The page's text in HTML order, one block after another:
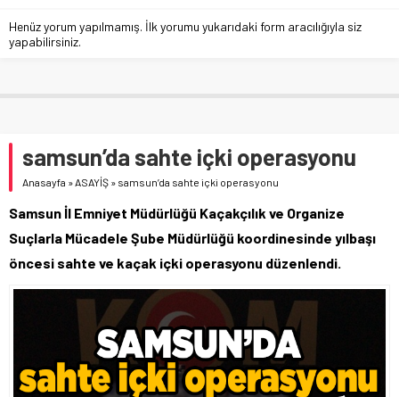
Henüz yorum yapılmamış. İlk yorumu yukarıdaki form aracılığıyla siz
yapabilirsiniz.
samsun’da sahte içki operasyonu
Anasayfa »ASAYİŞ » samsun’da sahte içki operasyonu
Samsun İl Emniyet Müdürlüğü Kaçakçılık ve Organize
Suçlarla Mücadele Şube Müdürlüğü koordinesinde yılbaşı
öncesi sahte ve kaçak içki operasyonu düzenlendi.